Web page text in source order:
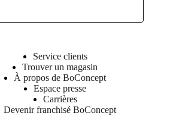
Service clients
Trouver un magasin
À propos de BoConcept
Espace presse
Carrières
Devenir franchisé BoConcept